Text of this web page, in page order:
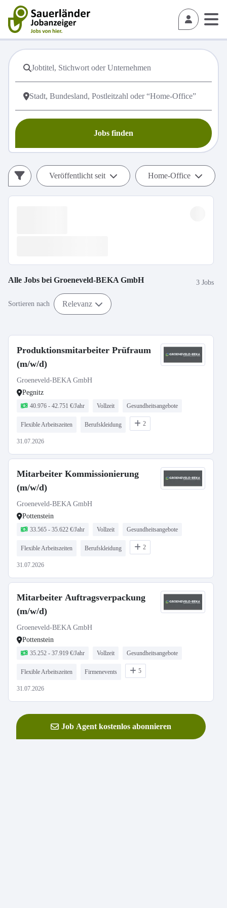
Jobs finden
Veröffentlicht seit Home-Office
Alle Jobs bei Groeneveld-BEKA GmbH 3 Jobs
Sortieren nach Relevanz
Produktionsmitarbeiter Prüfraum
(m/w/d)
Groeneveld-BEKA GmbH
Pegnitz
40.976 - 42.751 €/Jahr Vollzeit Gesundheitsangebote
Flexible Arbeitszeiten Berufskleidung 2
31.07.2026
Mitarbeiter Kommissionierung
(m/w/d)
Groeneveld-BEKA GmbH
Pottenstein
33.565 - 35.622 €/Jahr Vollzeit Gesundheitsangebote
Flexible Arbeitszeiten Berufskleidung 2
31.07.2026
Mitarbeiter Auftragsverpackung
(m/w/d)
Groeneveld-BEKA GmbH
Pottenstein
35.252 - 37.919 €/Jahr Vollzeit Gesundheitsangebote
Flexible Arbeitszeiten Firmenevents 5
31.07.2026
Job Agent kostenlos abonnieren